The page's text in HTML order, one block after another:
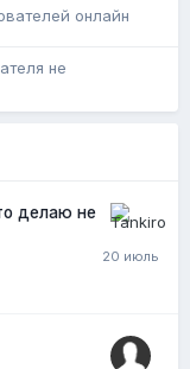
онлайн
не
делаю не